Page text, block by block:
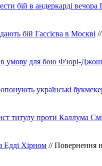
бій в андеркарді вечора
бій Гассієва в Москві
умову для бою Ф'юрі-
українські
титулу проти Каллума
Едді Хірном // Повернення